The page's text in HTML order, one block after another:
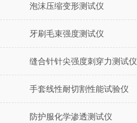
泡沫压缩变形测试仪
牙刷毛束强度测试仪
缝合针针尖强度刺穿力测试仪
手套线性耐切割性能试验仪
防护服化学渗透测试仪